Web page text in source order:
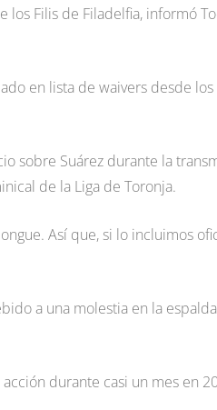
los Filis de Filadelfia, informó
en lista de waivers desde los
sobre Suárez durante la
de la Liga de Toronja.
Así que, si lo incluimos
a una molestia en la
durante casi un mes en